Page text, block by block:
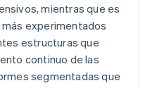
mientras que es
experimentados
estructuras que
continuo de las
segmentadas que